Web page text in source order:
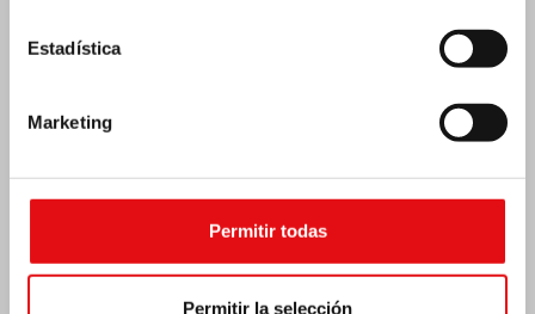
Estadística
Marketing
Permitir todas
Permitir la selección